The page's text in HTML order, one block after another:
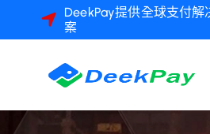
DeekPay提供全球支付解
案